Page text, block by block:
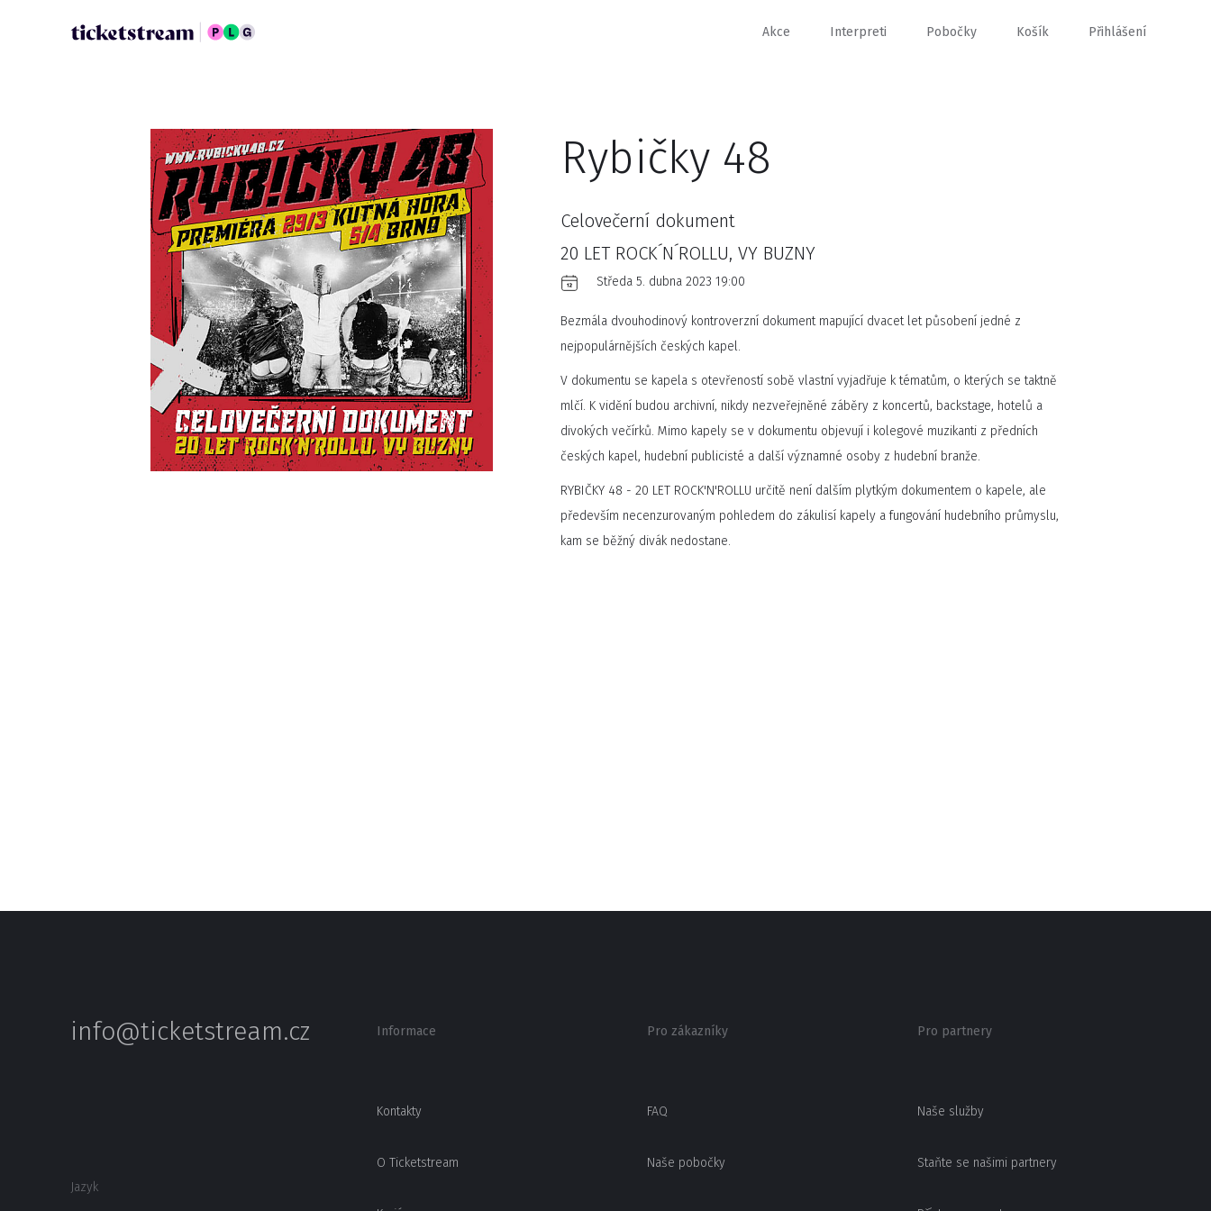
Akce Interpreti Pobočky Košík Přihlášení
Rybičky 48
Celovečerní dokument
20 LET ROCK´N´ROLLU, VY BUZNY
Středa 5. dubna 2023 19:00
Bezmála dvouhodinový kontroverzní dokument mapující dvacet let působení jedné z
nejpopulárnějších českých kapel.
V dokumentu se kapela s otevřeností sobě vlastní vyjadřuje k tématům, o kterých se taktně
mlčí. K vidění budou archivní, nikdy nezveřejněné záběry z koncertů, backstage, hotelů a
divokých večírků. Mimo kapely se v dokumentu objevují i kolegové muzikanti z předních
českých kapel, hudební publicisté a další významné osoby z hudební branže.
RYBIČKY 48 - 20 LET ROCK'N'ROLLU určitě není dalším plytkým dokumentem o kapele, ale
především necenzurovaným pohledem do zákulisí kapely a fungování hudebního průmyslu,
kam se běžný divák nedostane.
info@ticketstream.cz
Jazyk
Informace
Kontakty
O Ticketstream
Pro zákazníky
FAQ
Naše pobočky
Pro partnery
Naše služby
Staňte se našimi partnery